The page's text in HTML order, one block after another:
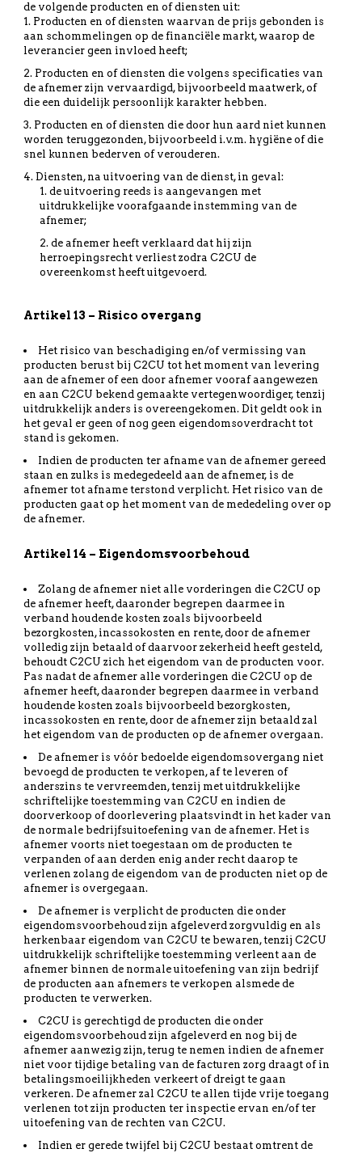
de volgende producten en of diensten uit:
Producten en of diensten waarvan de prijs gebonden is
aan schommelingen op de financiële markt, waarop de
leverancier geen invloed heeft;
Producten en of diensten die volgens specificaties van
de afnemer zijn vervaardigd, bijvoorbeeld maatwerk, of
die een duidelijk persoonlijk karakter hebben.
Producten en of diensten die door hun aard niet kunnen
worden teruggezonden, bijvoorbeeld i.v.m. hygiëne of die
snel kunnen bederven of verouderen.
Diensten, na uitvoering van de dienst, in geval:
de uitvoering reeds is aangevangen met
uitdrukkelijke voorafgaande instemming van de
afnemer;
de afnemer heeft verklaard dat hij zijn
herroepingsrecht verliest zodra C2CU de
overeenkomst heeft uitgevoerd.
Artikel 13 – Risico overgang
Het risico van beschadiging en/of vermissing van
producten berust bij C2CU tot het moment van levering
aan de afnemer of een door afnemer vooraf aangewezen
en aan C2CU bekend gemaakte vertegenwoordiger, tenzij
uitdrukkelijk anders is overeengekomen. Dit geldt ook in
het geval er geen of nog geen eigendomsoverdracht tot
stand is gekomen.
Indien de producten ter afname van de afnemer gereed
staan en zulks is medegedeeld aan de afnemer, is de
afnemer tot afname terstond verplicht. Het risico van de
producten gaat op het moment van de mededeling over op
de afnemer.
Artikel 14 – Eigendomsvoorbehoud
Zolang de afnemer niet alle vorderingen die C2CU op
de afnemer heeft, daaronder begrepen daarmee in
verband houdende kosten zoals bijvoorbeeld
bezorgkosten, incassokosten en rente, door de afnemer
volledig zijn betaald of daarvoor zekerheid heeft gesteld,
behoudt C2CU zich het eigendom van de producten voor.
Pas nadat de afnemer alle vorderingen die C2CU op de
afnemer heeft, daaronder begrepen daarmee in verband
houdende kosten zoals bijvoorbeeld bezorgkosten,
incassokosten en rente, door de afnemer zijn betaald zal
het eigendom van de producten op de afnemer overgaan.
De afnemer is vóór bedoelde eigendomsovergang niet
bevoegd de producten te verkopen, af te leveren of
anderszins te vervreemden, tenzij met uitdrukkelijke
schriftelijke toestemming van C2CU en indien de
doorverkoop of doorlevering plaatsvindt in het kader van
de normale bedrijfsuitoefening van de afnemer. Het is
afnemer voorts niet toegestaan om de producten te
verpanden of aan derden enig ander recht daarop te
verlenen zolang de eigendom van de producten niet op de
afnemer is overgegaan.
De afnemer is verplicht de producten die onder
eigendomsvoorbehoud zijn afgeleverd zorgvuldig en als
herkenbaar eigendom van C2CU te bewaren, tenzij C2CU
uitdrukkelijk schriftelijke toestemming verleent aan de
afnemer binnen de normale uitoefening van zijn bedrijf
de producten aan afnemers te verkopen alsmede de
producten te verwerken.
C2CU is gerechtigd de producten die onder
eigendomsvoorbehoud zijn afgeleverd en nog bij de
afnemer aanwezig zijn, terug te nemen indien de afnemer
niet voor tijdige betaling van de facturen zorg draagt of in
betalingsmoeilijkheden verkeert of dreigt te gaan
verkeren. De afnemer zal C2CU te allen tijde vrije toegang
verlenen tot zijn producten ter inspectie ervan en/of ter
uitoefening van de rechten van C2CU.
Indien er gerede twijfel bij C2CU bestaat omtrent de